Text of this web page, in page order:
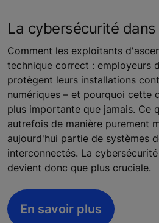
La cybersécurité
Comment les exploitants
technique correct : employeurs
protègent leurs installations
numériques – et pourquoi cette
plus importante que jamais. Ce
autrefois de manière purement
aujourd'hui partie de systèmes
interconnectés. La
devient donc que plus cruciale.
En savoir plus